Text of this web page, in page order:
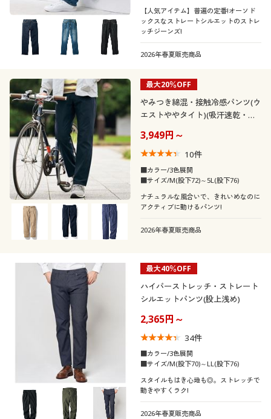
よくある質問とお問い合わせ
リネン・麻 ファー・エコファー
冷感・涼感 吸汗速乾
レギュラー ゆったり
年代
30代
40代 50代
シーズン
夏 冬
春
価格 ～ 円
閉じる
【人気アイテム】普遍の定番!オーソド
ックスなストレートシルエットのストレ
ッチジーンズ!
2026年春夏販売商品
最大20％OFF
やみつき綿混・接触冷感パンツ(ウ
エストややタイト)(吸汗速乾・ス
3,949円～
10件
■カラー/3色展開
■サイズ/M(股下72)～5L(股下76)
ナチュラルな風合いで、きれいめなのに
アクティブに動けるパンツ!
2026年春夏販売商品
最大40％OFF
ハイパーストレッチ・ストレート
シルエットパンツ(股上浅め)
2,365円～
34件
■カラー/3色展開
■サイズ/M(股下70)～LL(股下76)
スタイルもはき心地も◎。ストレッチで
動きやすくラク!
2026年春夏販売商品